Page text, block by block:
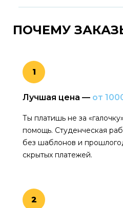
ПОЧЕМУ
1
Лучшая цена — от
Ты платишь не за
помощь. Студенческая
без шаблонов и
скрытых платежей.
2